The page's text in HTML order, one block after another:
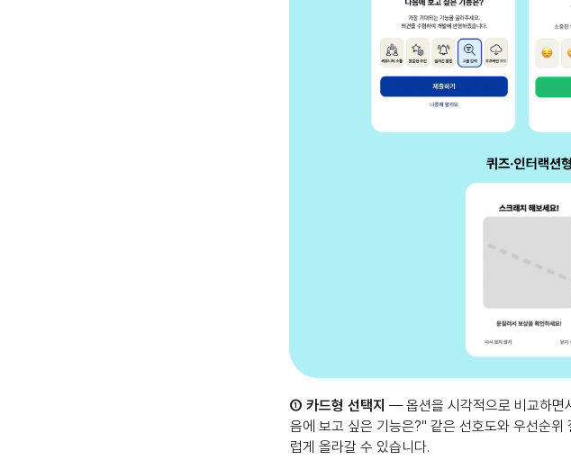
① 카드형 선택지 — 옵션을 시각적으로 비교하면
음에 보고 싶은 기능은?" 같은 선호도와 우선순
럽게 올라갈 수 있습니다.